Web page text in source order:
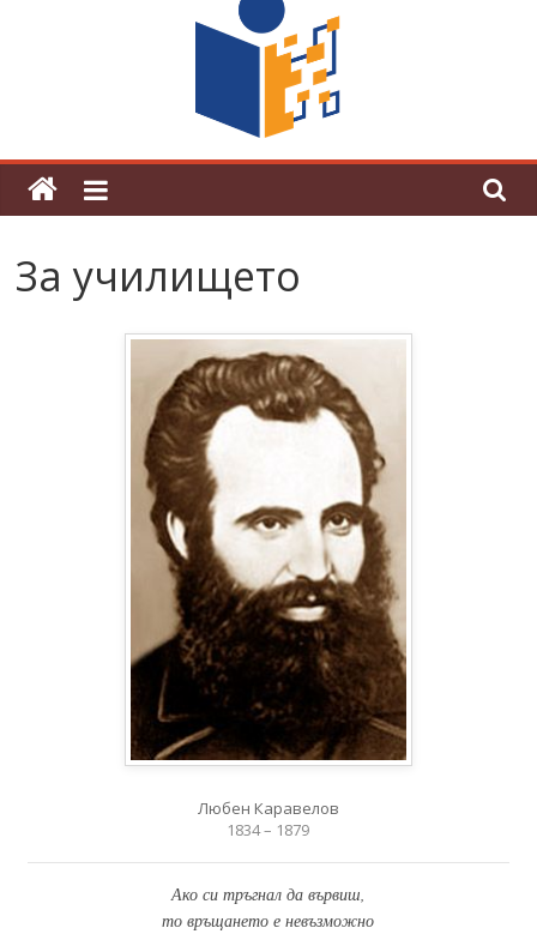
поредна награда от конкурс на
център за развитие на човешките
ресурси (ЦРЧР)
За училището
Любен Каравелов
1834 – 1879
Ако си тръгнал да вървиш,
то връщането е невъзможно